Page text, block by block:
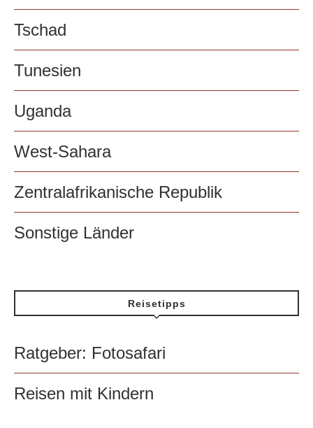
Tschad
Tunesien
Uganda
West-Sahara
Zentralafrikanische Republik
Sonstige Länder
Reisetipps
Ratgeber: Fotosafari
Reisen mit Kindern